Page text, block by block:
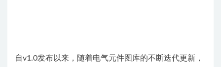
自v1.0发布以来，随着电气元件图库的不断迭代更新，